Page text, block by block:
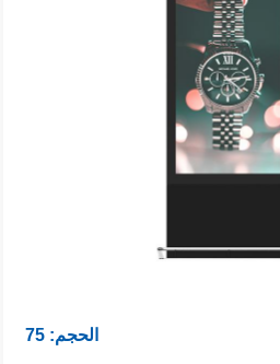
الحجم: 75